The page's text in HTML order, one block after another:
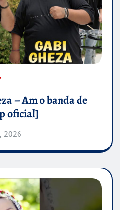
– Am o banda de
oficial]
2026